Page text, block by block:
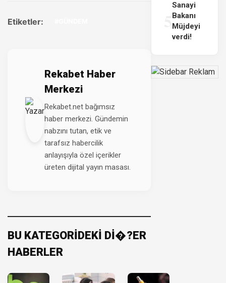
Etiketler:
Rekabet Haber
Merkezi
Rekabet.net bağımsız
haber merkezi. Gündemin
nabzını tutan, etik ve
tarafsız habercilik
anlayışıyla özel içerikler
üreten dijital yayın masası.
BU KATEGORİDEKİ Dİ�?ER
HABERLER
Sanayi
Bakanı
Müjdeyi
verdi!